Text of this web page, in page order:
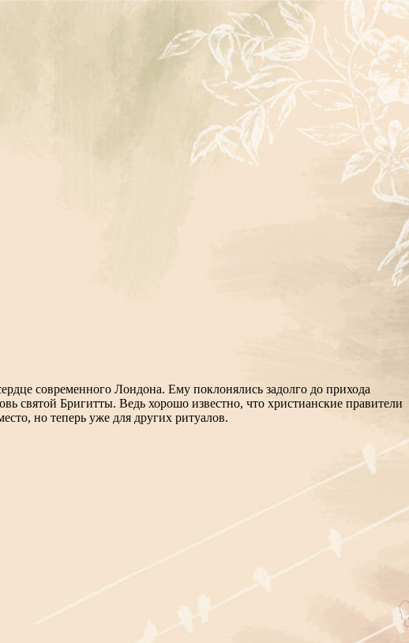
современного Лондона. Ему поклонялись задолго до прихода
святой Бригитты. Ведь хорошо известно, что христианские правители
но теперь уже для других ритуалов.